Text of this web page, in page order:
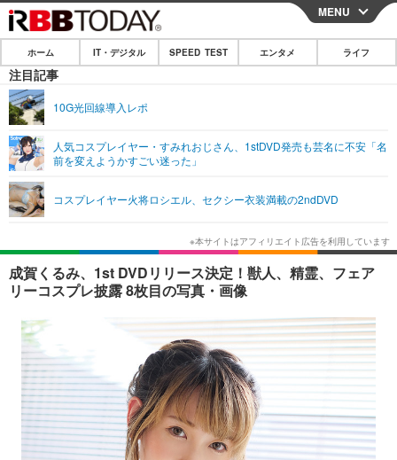
CLOSE
ホーム
IT・デジタル
ネタ
ショッピング その他
SPEED TEST
エンタメ
エンタメTOP 映画・ドラマ
韓国・芸能
音楽 スポーツ
その他
ライフ
ライフTOP グルメ
ペット ショッピング
リリース一覧
プッシュ通知の停止方法
MENU
ホーム IT・デジタル SPEED TEST エンタメ ライフ
注目記事
10G光回線導入レポ
人気コスプレイヤー・すみれおじさん、1stDVD発売も芸名に不安「名
前を変えようかすごい迷った」
コスプレイヤー火将ロシエル、セクシー衣装満載の2ndDVD
成賀くるみ、1st DVDリリース決定！獣人、精霊、フェア
リーコスプレ披露 8枚目の写真・画像